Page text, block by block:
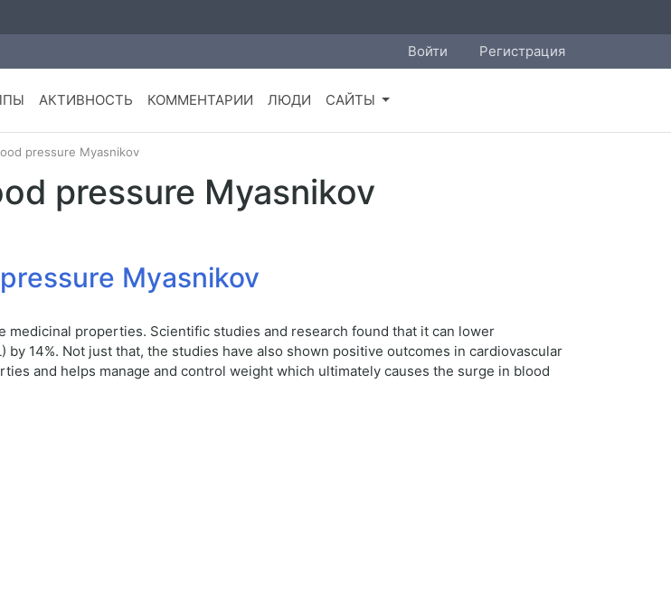
Войти Регистрация
АКТИВНОСТЬ КОММЕНТАРИИ ЛЮДИ САЙТЫ
pressure Myasnikov
pressure Myasnikov
Myasnikov
medicinal properties. Scientific studies and research found that it can lower
14%. Not just that, the studies have also shown positive outcomes in cardiovascular
and helps manage and control weight which ultimately causes the surge in blood